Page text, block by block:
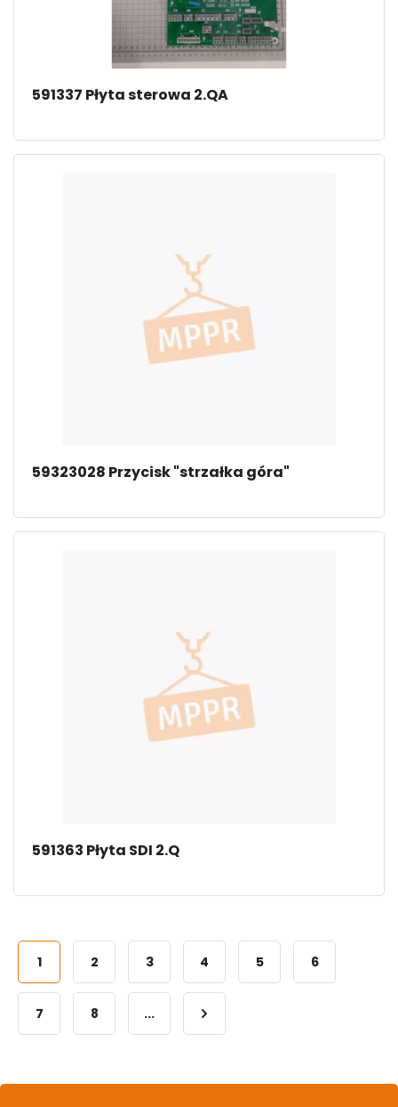
591337 Płyta sterowa 2.QA
59323028 Przycisk "strzałka góra"
591363 Płyta SDI 2.Q
1 2 3 4 5 6
7 8 ...